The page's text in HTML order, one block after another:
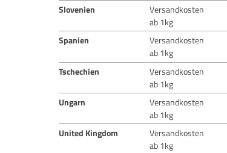
Slovenien Versandkosten
ab 1kg
Spanien Versandkosten
ab 1kg
Tschechien Versandkosten
ab 1kg
Ungarn Versandkosten
ab 1kg
United Kingdom Versandkosten
ab 1kg